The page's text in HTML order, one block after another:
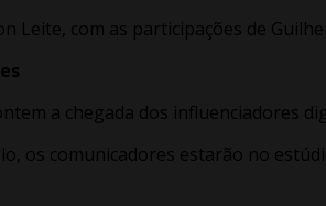
Leite, com as participações de
a chegada dos influenciadores
os comunicadores estarão no